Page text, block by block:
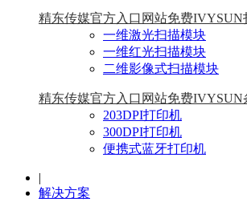
精东传媒官方入口网站免费IVYSUN
一维激光扫描模块
一维红光扫描模块
二维影像式扫描模块
精东传媒官方入口网站免费IVYSUN
203DPI打印机
300DPI打印机
便携式蓝牙打印机
|
解决方案